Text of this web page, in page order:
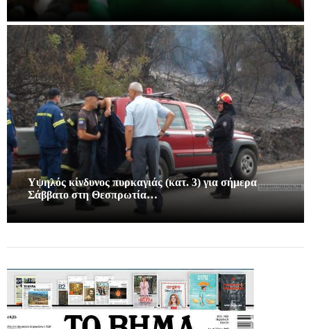
Υψηλός κίνδυνος πυρκαγιάς (κατ. 3) για σήμερα
Σάββατο στη Θεσπρωτία…